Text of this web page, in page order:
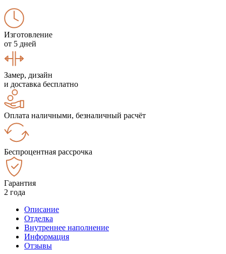
Изготовление
от 5 дней
Замер, дизайн
и доставка бесплатно
Оплата наличными, безналичный расчёт
Беспроцентная рассрочка
Гарантия
2 года
Описание
Отделка
Внутреннее наполнение
Информация
Отзывы